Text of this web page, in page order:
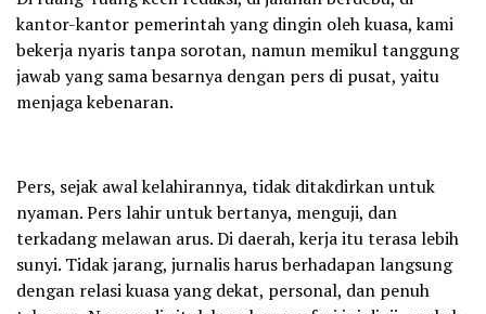
kantor-kantor pemerintah yang dingin oleh kuasa, kami
bekerja nyaris tanpa sorotan, namun memikul tanggung
jawab yang sama besarnya dengan pers di pusat, yaitu
menjaga kebenaran.
Pers, sejak awal kelahirannya, tidak ditakdirkan untuk
nyaman. Pers lahir untuk bertanya, menguji, dan
terkadang melawan arus. Di daerah, kerja itu terasa lebih
sunyi. Tidak jarang, jurnalis harus berhadapan langsung
dengan relasi kuasa yang dekat, personal, dan penuh